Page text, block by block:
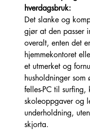
hverdagsbruk:
Det slanke og
gjør at den passer
overalt, enten det
hjemmekontoret
et utmerket og
husholdninger som
felles-PC til
skoleoppgaver og
underholdning,
skjorta.